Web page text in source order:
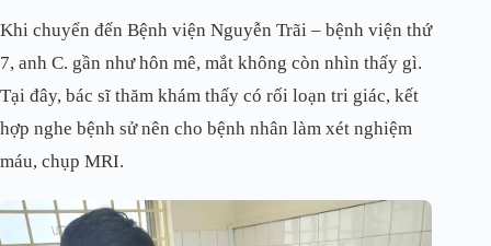
Khi chuyển đến Bệnh viện Nguyễn Trãi – bệnh viện thứ
7, anh C. gần như hôn mê, mắt không còn nhìn thấy gì.
Tại đây, bác sĩ thăm khám thấy có rối loạn tri giác, kết
hợp nghe bệnh sử nên cho bệnh nhân làm xét nghiệm
máu, chụp MRI.